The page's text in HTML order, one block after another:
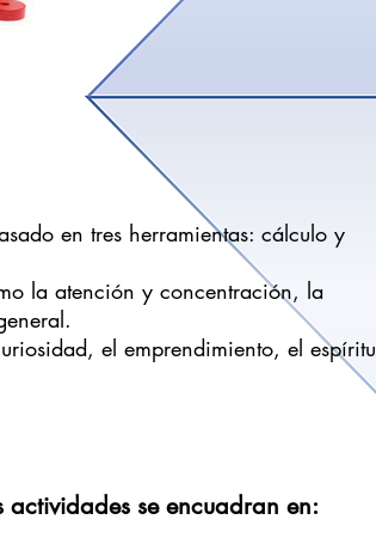
en tres herramientas: cálculo y
la atención y concentración, la
el emprendimiento, el espíritu
actividades se encuadran en: